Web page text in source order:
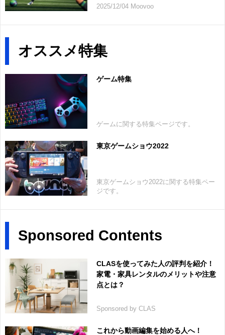
2025/12/04 Moovoo
オススメ特集
ゲーム特集
ゲームに関する特集ページです。
東京ゲームショウ2022
東京ゲームショウ2022に関する特集ペー
ジです。
Sponsored Contents
CLASを使ってみた人の評判を紹介！
家電・家具レンタルのメリットや注意
点とは？
Sponsored by CLAS
これから動画編集を始める人へ！